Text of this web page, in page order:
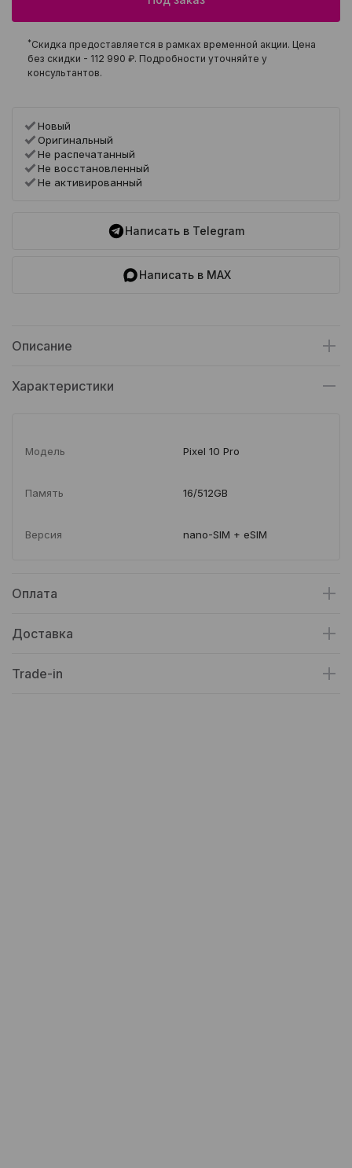
*Скидка предоставляется в рамках временной акции. Цена
без скидки - 112 990 ₽. Подробности уточняйте у
консультантов.
Новый
Оригинальный
Не распечатанный
Не восстановленный
Не активированный
Написать в Telegram
Написать в MAX
Описание
Характеристики
Модель Pixel 10 Pro
Память 16/512GB
Версия nano-SIM + eSIM
Оплата
Доставка
Trade-in